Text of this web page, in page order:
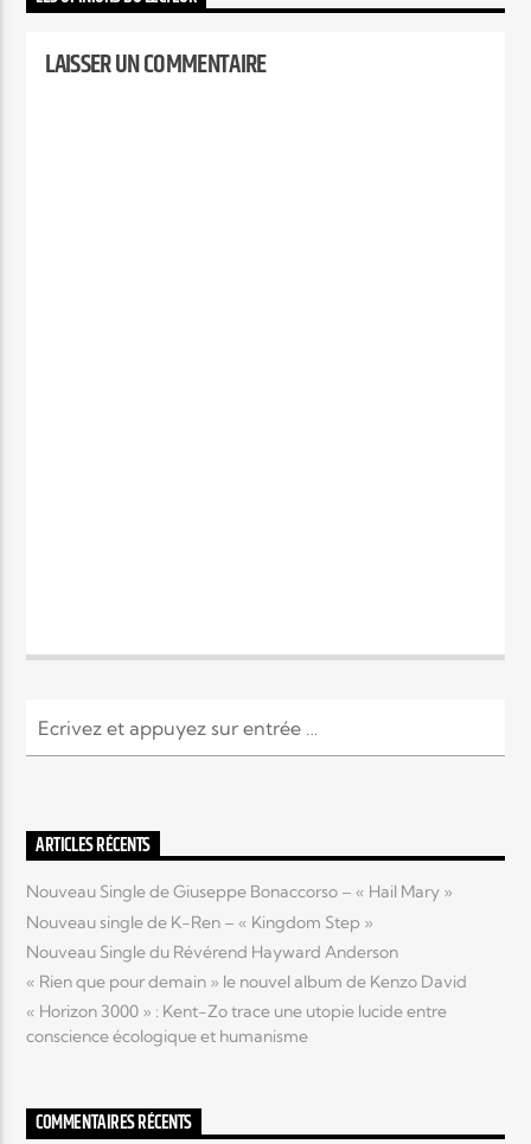
dépendance envers Dieu.
lundi de chaque mois le
LAISSER UN COMMENTAIRE
ARTICLES RÉCENTS
Nouveau Single de Giuseppe Bonaccorso – « Hail Mary »
Nouveau single de K-Ren – « Kingdom Step »
Nouveau Single du Révérend Hayward Anderson
« Rien que pour demain » le nouvel album de Kenzo David
« Horizon 3000 » : Kent-Zo trace une utopie lucide entre
conscience écologique et humanisme
COMMENTAIRES RÉCENTS